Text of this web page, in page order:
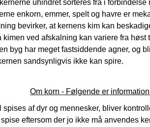
uhindret sorteres fra i forbindelse
enkorn, emmer, spelt og havre er
bevirker, at kernens kim kan
kimen ved afskalning kan variere fra høst
byg har meget fastsiddende agner, og
sandsynligvis ikke kan spire.
Om korn - Følgende er
spises af dyr og mennesker, bliver
eftersom der jo ikke må anvendes